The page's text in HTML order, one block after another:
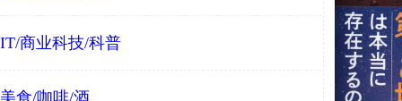
IT/商业科技/科普
美食/咖啡/酒